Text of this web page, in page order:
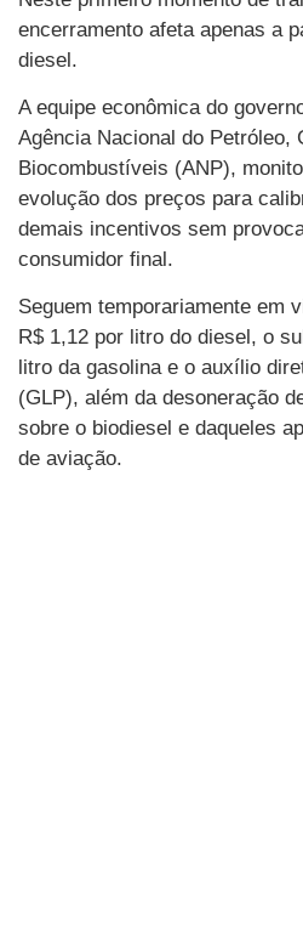
encerramento afeta apenas a
diesel.
A equipe econômica do
Agência Nacional do Petróleo,
Biocombustíveis (ANP),
evolução dos preços para
demais incentivos sem
consumidor final.
Seguem temporariamente em
R$ 1,12 por litro do diesel, o
litro da gasolina e o auxílio
(GLP), além da desoneração
sobre o biodiesel e daqueles
de aviação.